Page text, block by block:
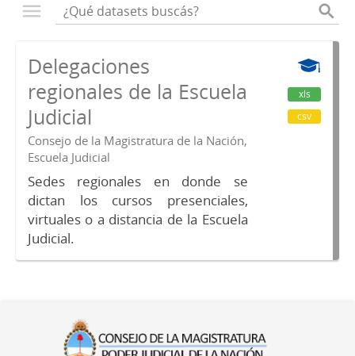
Delegaciones
regionales de la Escuela
Judicial
Consejo de la Magistratura de la Nación,
Escuela Judicial
Sedes regionales en donde se
dictan los cursos presenciales,
virtuales o a distancia de la Escuela
Judicial.
xls
csv